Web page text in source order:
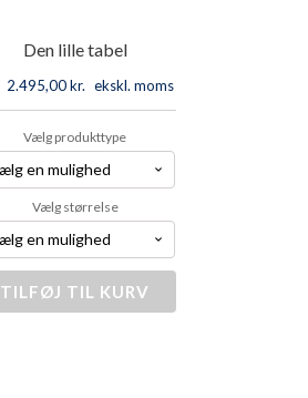
Den lille tabel
2.495,00kr. ekskl. moms
Vælg produkttype
Vælg størrelse
Den
lille
TILFØJ TIL KURV